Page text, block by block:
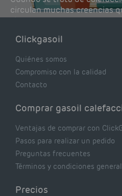
circulan muchas creencias
lógicas pero que, en
de tu caldera. Pocas se
Clickgasoil
Quiénes somos
Compromiso con la calidad
Contacto
Comprar gasoil
Ventajas de comprar con
Pasos para realizar un pedido
Preguntas frecuentes
Términos y condiciones
Precios